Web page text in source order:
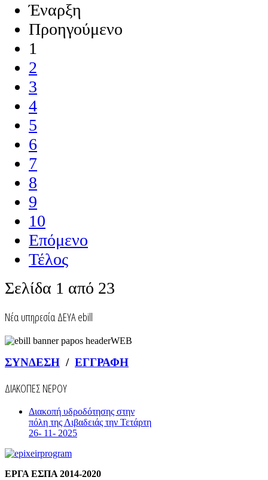
Έναρξη
Προηγούμενο
1
2
3
4
5
6
7
8
9
10
Επόμενο
Τέλος
Σελίδα 1 από 23
Nέα υπηρεσία ΔΕΥΑ ebill
ΣΥΝΔΕΣΗ / ΕΓΓΡΑΦΗ
ΔΙΑΚΟΠΕΣ ΝΕΡΟΥ
Διακοπή υδροδότησης στην
πόλη της Λιβαδειάς την Τετάρτη
26- 11- 2025
ΕΡΓΑ ΕΣΠΑ 2014-2020